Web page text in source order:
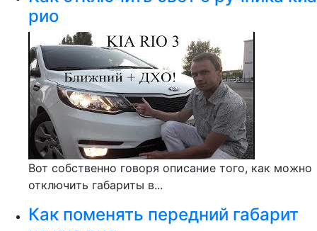
рио
Вот собственно говоря описание того, как можно
отключить габариты в...
Как поменять передний габарит